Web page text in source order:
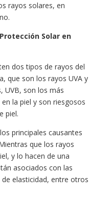
rayos solares, en
Solar en
dos tipos de rayos del
que son los rayos UVA y
UVB, son los más
la piel y son riesgosos
piel.
principales causantes
que los rayos
y lo hacen de una
asociados con las
elasticidad, entre otros